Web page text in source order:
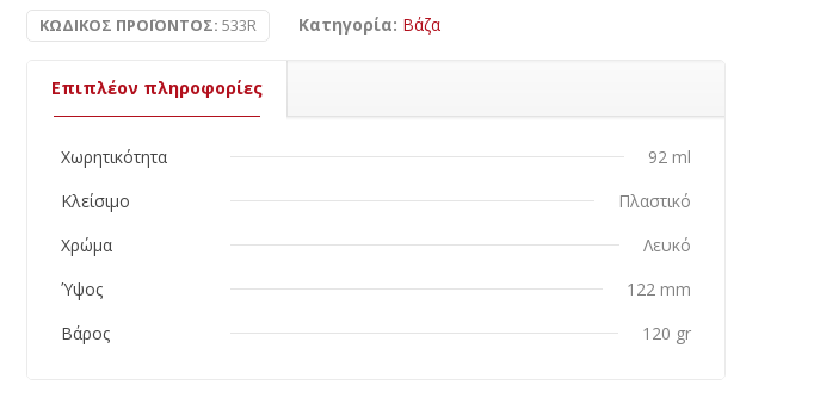
ΚΩΔΙΚΌΣ ΠΡΟΪΌΝΤΟΣ: 533R Κατηγορία: Βάζα
Επιπλέον πληροφορίες
Χωρητικότητα
92 ml
Κλείσιμο
Πλαστικό
Χρώμα
Λευκό
Ύψος
122 mm
Βάρος
120 gr